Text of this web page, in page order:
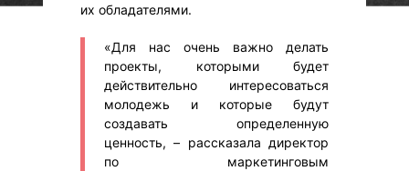
их обладателями.
«Для нас очень важно делать
проекты, которыми будет
действительно интересоваться
молодежь и которые будут
создавать определенную
ценность, – рассказала директор
по маркетинговым